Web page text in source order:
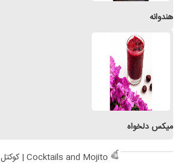
هندوانه
میکس دلخواه
کوکتل و اسموتی | Cocktails and Mojito